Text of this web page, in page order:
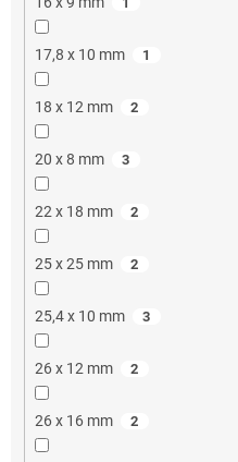
17,8 x 10 mm 1
18 x 12 mm 2
20 x 8 mm 3
22 x 18 mm 2
25 x 25 mm 2
25,4 x 10 mm 3
26 x 12 mm 2
26 x 16 mm 2